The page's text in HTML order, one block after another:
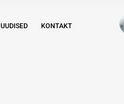
UUDISED KONTAKT